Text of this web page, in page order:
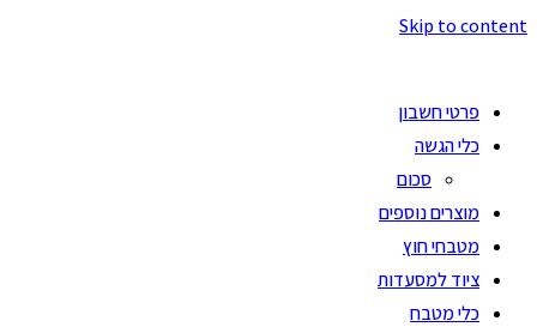
Skip to content
פרטי חשבון
כלי הגשה
סכום
מוצרים נוספים
מטבחי חוץ
ציוד למסעדות
כלי מטבח